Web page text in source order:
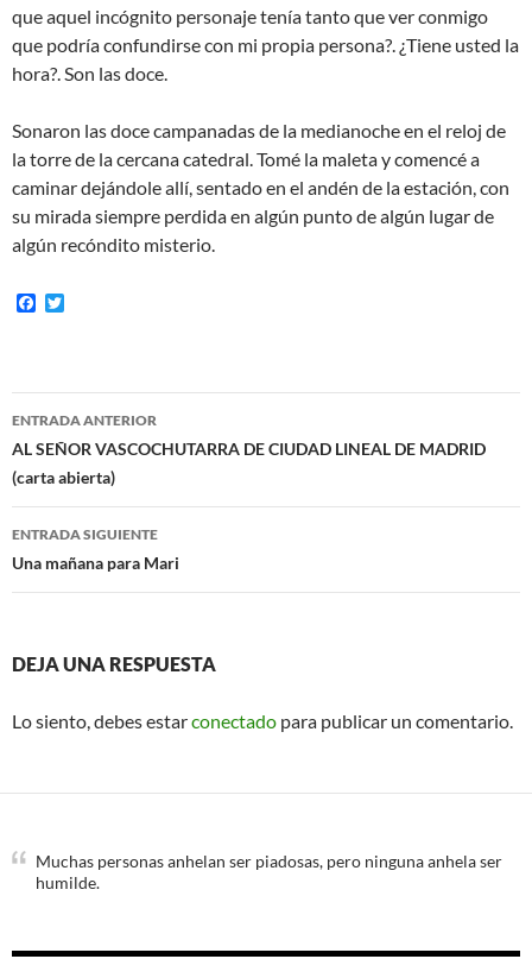
que aquel incógnito personaje tenía tanto que ver conmigo
que podría confundirse con mi propia persona?. ¿Tiene usted la
hora?. Son las doce.
Sonaron las doce campanadas de la medianoche en el reloj de
la torre de la cercana catedral. Tomé la maleta y comencé a
caminar dejándole allí, sentado en el andén de la estación, con
su mirada siempre perdida en algún punto de algún lugar de
algún recóndito misterio.
F
o
o
e
r
Navegación
de
entradas
ENTRADA ANTERIOR
AL SEÑOR VASCOCHUTARRA DE CIUDAD LINEAL DE MADRID
(carta abierta)
ENTRADA SIGUIENTE
Una mañana para Mari
DEJA UNA RESPUESTA
Lo siento, debes estarconectado para publicar un comentario.
Muchas personas anhelan ser piadosas, pero ninguna anhela ser
humilde.